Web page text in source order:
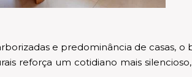
e predominância de casas,
reforça um cotidiano mais